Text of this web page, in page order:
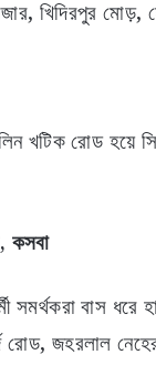
খিদিরপুর
খটিক রোড হয়ে
, কসবা
সমর্থকরা বাস ধরে
জহরলাল